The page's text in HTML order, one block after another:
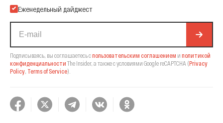
Еженедельный дайджест
Подписываясь, вы соглашаетесь спользовательским соглашением и политикой
конфиденциальности The Insider, а также с условиями Google reCAPTCHA (Privacy
Policy Terms of Service).